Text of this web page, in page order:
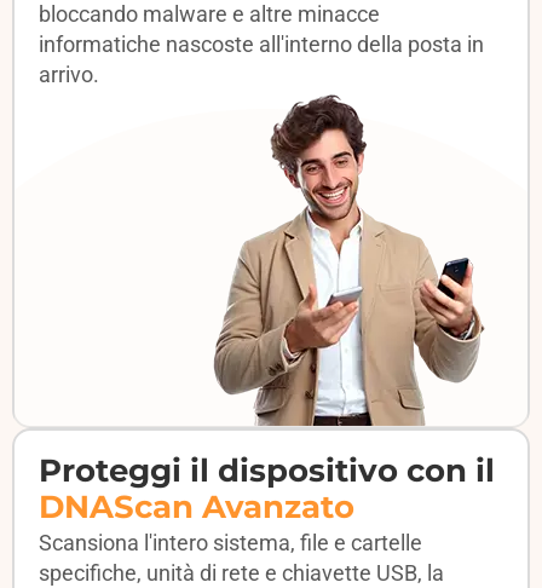
bloccando malware e altre minacce
informatiche nascoste all'interno della posta in
arrivo.
Proteggi il dispositivo con il
DNAScan Avanzato
Scansiona l'intero sistema, file e cartelle
specifiche, unità di rete e chiavette USB, la